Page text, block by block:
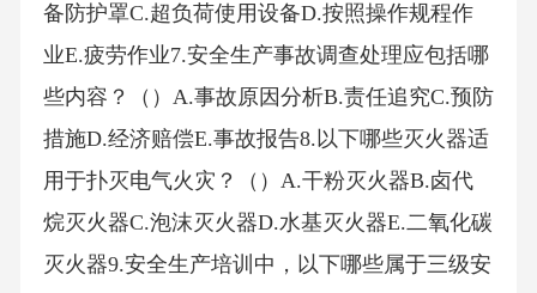
备防护罩C.超负荷使用设备D.按照操作规程作
业E.疲劳作业7.安全生产事故调查处理应包括哪
些内容？（）A.事故原因分析B.责任追究C.预防
措施D.经济赔偿E.事故报告8.以下哪些灭火器适
用于扑灭电气火灾？（）A.干粉灭火器B.卤代
烷灭火器C.泡沫灭火器D.水基灭火器E.二氧化碳
灭火器9.安全生产培训中，以下哪些属于三级安